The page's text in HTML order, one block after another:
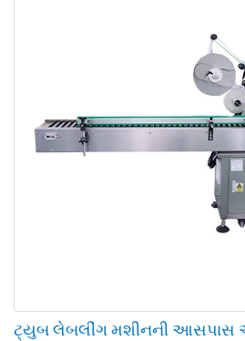
ટ્યુબ લેબલીંગ મશીનની આસપાસ